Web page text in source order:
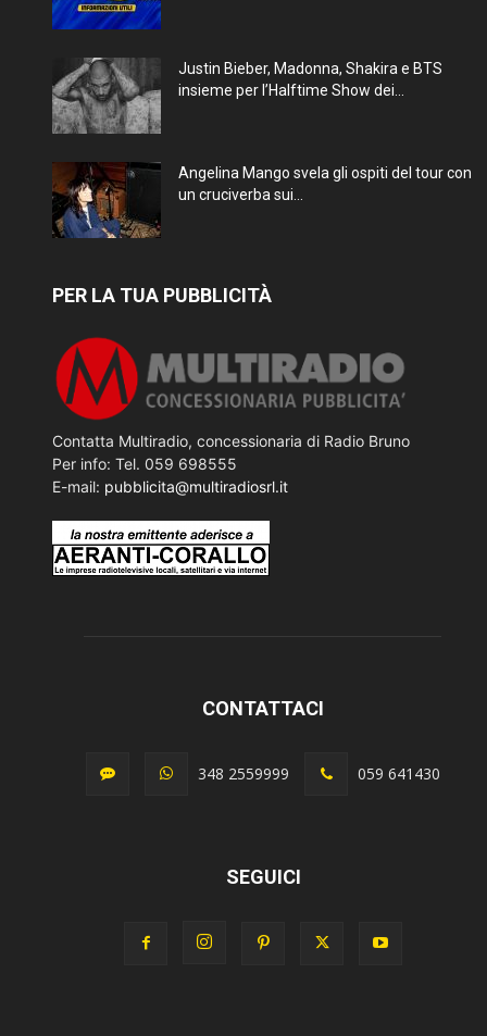
Justin Bieber, Madonna, Shakira e BTS
insieme per l’Halftime Show dei...
Angelina Mango svela gli ospiti del tour con
un cruciverba sui...
PER LA TUA PUBBLICITÀ
Contatta Multiradio, concessionaria di Radio Bruno
Per info: Tel. 059 698555
E-mail: pubblicita@multiradiosrl.it
CONTATTACI
348 2559999 059 641430
SEGUICI